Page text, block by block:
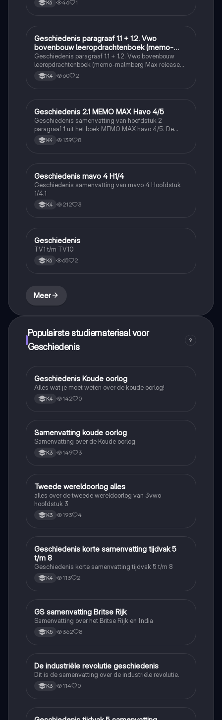
K6 46 1
Geschiedenis
Geschiedenis paragraaf 1.1 + 1.2. Vwo
bovenbouw leeropdrachtenboek (memo-
malmberg Max release 6.0)
Geschiedenis paragraaf 1.1 + 1.2. Vwo bovenbouw
leeropdrachtenboek (memo-malmberg Max release
6.0)K4 60 2
Geschiedenis
Geschiedenis 2.1 MEMO MAX Havo 4/5
Geschiedenis samenvatting van hoofdstuk 2
paragraaf 1 uit het boek MEMO MAX havo 4/5. De
dingen waar en sterretje voorstaan zijn handig om
extra door te nemen (zijn de leerdoelen). De
K4 139 8
Geschiedenis
Geschiedenis mavo 4 H1/4
Geschiedenis samenvatting van mavo 4 Hoofdstuk
1/4.1
K4 212 3
Geschiedenis
Geschiedenis
TV1 t/m TV10
K6 65 2
Meer
Populairste studiemateriaal voor
Geschiedenis
9
Geschiedenis
Geschiedenis Koude oorlog
Alles wat je moet weten over de koude oorlog!
K4 142 0
Geschiedenis
Samenvatting koude oorlog
Samenvatting over de Koude oorlog
K3 149 3
Geschiedenis
Tweede wereldoorlog alles
alles over de tweede wereldoorlog van 3vwo
hoofdstuk 3
K3 193 4
Geschiedenis
Geschiedenis korte samenvatting tijdvak 5
t/m 8
Geschiedenis korte samenvatting tijdvak 5 t/m 8
K4 113 2
Geschiedenis
GS samenvatting Britse Rijk
Samenvatting over het Britse Rijk en India
K5 362 8
Geschiedenis
De industriële revolutie geschiedenis
Dit is de samenvatting over de industriële revolutie.
K3 114 0